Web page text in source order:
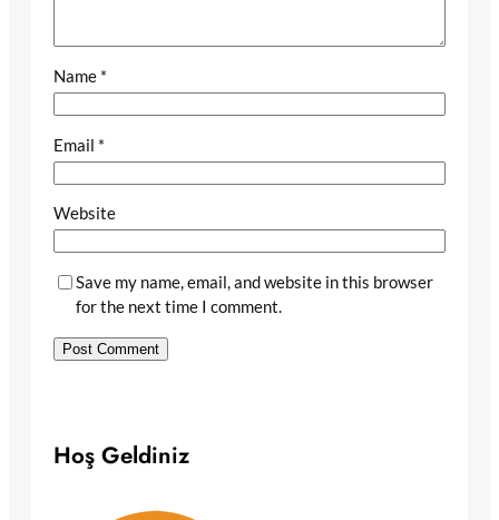
Name *
Email *
Website
Save my name, email, and website in this browser
for the next time I comment.
Hoş Geldiniz